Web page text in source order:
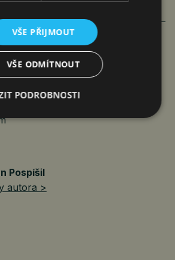
Pospíšil
autora >
VŠE PŘIJMOUT
VŠE ODMÍTNOUT
PODROBNOSTI